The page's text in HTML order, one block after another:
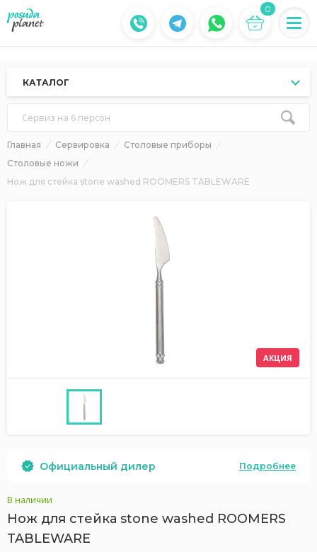
0
КАТАЛОГ
Сервиз на 6 персон
Главная Сервировка
Столовые приборы
Столовые ножи
Нож для стейка stone washed ROOMERS TABLEWARE
АКЦИЯ
Официальный дилер Подробнее
В наличии
Нож для стейка stone washed ROOMERS
TABLEWARE